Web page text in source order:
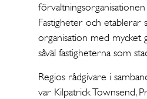
Fastigheter och etablerar
organisation med mycket
såväl fastigheterna som
Regios rådgivare i
var Kilpatrick Townsend,